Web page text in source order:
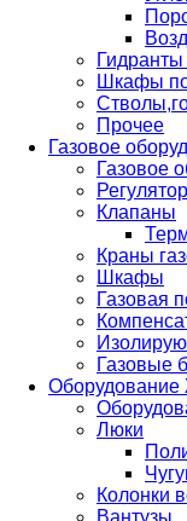
Шкафы
Прочее
Газовое
Газовое
Клапаны
Краны
Шкафы
Газовая
Газовые
Люки
Колонки